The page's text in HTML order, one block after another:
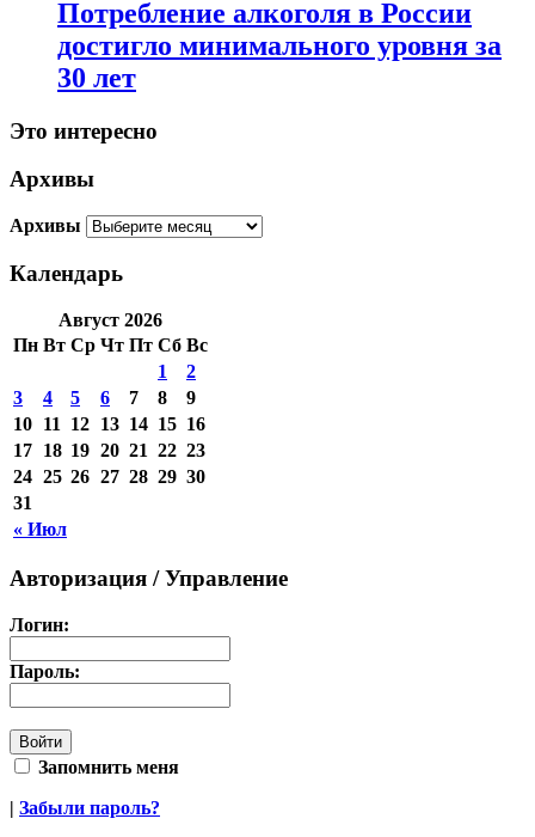
Потребление алкоголя в России
достигло минимального уровня за
30 лет
Это интересно
Архивы
Архивы
Календарь
Август 2026
Пн Вт Ср Чт Пт Сб Вс
« Июл
1
2
3
4 5 6 7 8
9
10 11 12 13 14 15 16
17 18 19 20 21 22 23
24 25 26 27 28 29 30
31
Авторизация / Управление
Логин:
Пароль:
Запомнить меня
| Забыли пароль?